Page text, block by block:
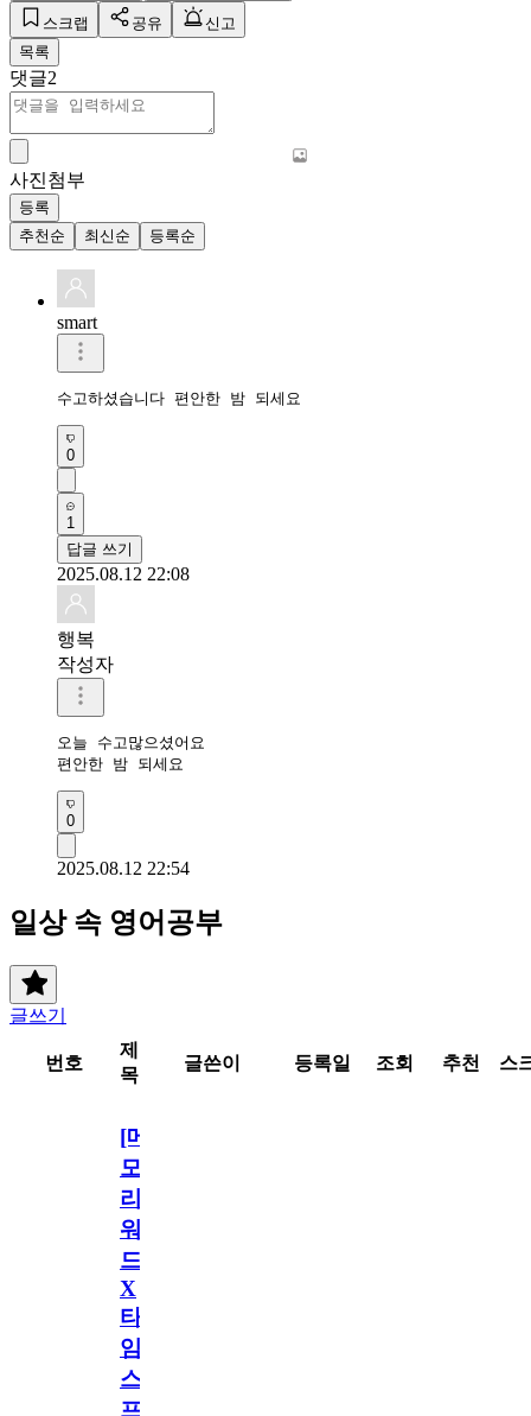
스크랩 공유
신고
목록
댓글2
사진첨부
등록
추천순
최신순 등록순
smart
수고하셨습니다 편안한 밤 되세요
0
1
답글 쓰기
2025.08.12 22:08
행복
작성자
오늘 수고많으셨어요
편안한 밤 되세요
0
2025.08.12 22:54
일상 속 영어공부
글쓰기
번호
제
목
글쓴이 등록일 조회 추천 스
[메
모
리
워
드
X
타
임
스
프